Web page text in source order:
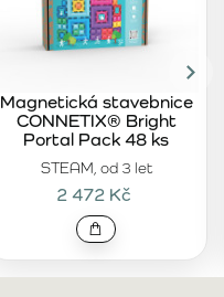
STEAM, od 3 let
Magnetická stavebnice
CONNETIX® Bright
Portal Pack 48 ks
2 472 Kč